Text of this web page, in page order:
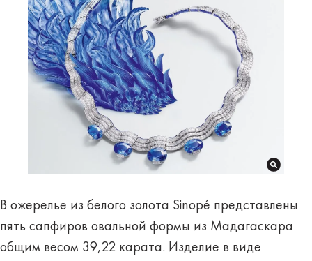
В ожерелье из белого золота Sinopé представлены
пять сапфиров овальной формы из Мадагаскара
общим весом 39,22 карата. Изделие в виде